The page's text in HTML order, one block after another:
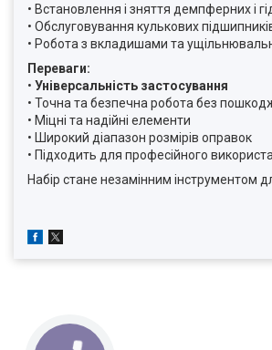
• Встановлення і зняття демпферних і
• Обслуговування кулькових
• Робота з вкладишами та
Переваги:
• Універсальність застосування
• Точна та безпечна робота без
• Міцні та надійні елементи
• Широкий діапазон розмірів оправок
• Підходить для професійного
Набір стане незамінним інструментом